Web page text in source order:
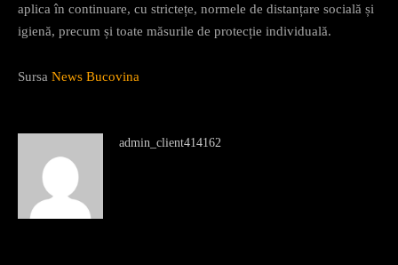
aplica în continuare, cu strictețe, normele de distanțare socială și
igienă, precum și toate măsurile de protecție individuală.
Sursa News Bucovina
admin_client414162